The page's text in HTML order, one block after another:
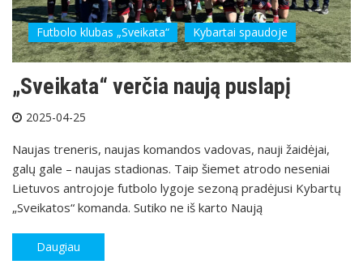
Futbolo klubas „Sveikata“ Kybartai spaudoje
„Sveikata“ verčia naują puslapį
2025-04-25
Naujas treneris, naujas komandos vadovas, nauji žaidėjai,
galų gale – naujas stadionas. Taip šiemet atrodo neseniai
Lietuvos antrojoje futbolo lygoje sezoną pradėjusi Kybartų
„Sveikatos“ komanda. Sutiko ne iš karto Naują
Daugiau